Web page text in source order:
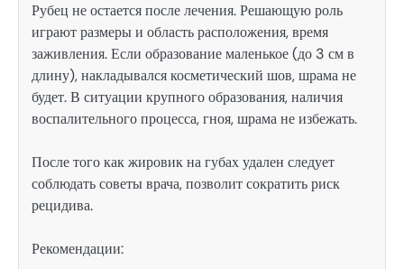
Рубец не остается после лечения. Решающую роль
играют размеры и область расположения, время
заживления. Если образование маленькое (до 3 см в
длину), накладывался косметический шов, шрама не
будет. В ситуации крупного образования, наличия
воспалительного процесса, гноя, шрама не избежать.
После того как жировик на губах удален следует
соблюдать советы врача, позволит сократить риск
рецидива.
Рекомендации: